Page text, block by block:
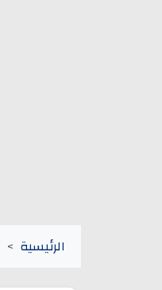
الرئيسية